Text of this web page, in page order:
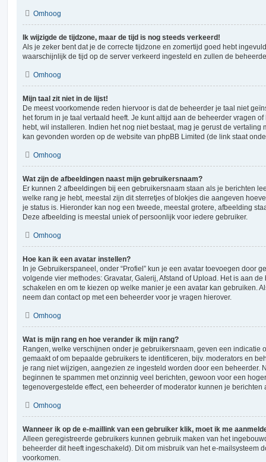
Omhoog
Ik wijzigde de tijdzone, maar de tijd is nog steeds verkeerd!
Als je zeker bent dat je de correcte tijdzone en zomertijd goed hebt
waarschijnlijk de tijd op de server verkeerd ingesteld en zullen de
Omhoog
Mijn taal zit niet in de lijst!
De meest voorkomende reden hiervoor is dat de beheerder je taal niet
het forum in je taal vertaald heeft. Je kunt altijd aan de beheerder vragen
hebt, wil installeren. Indien het nog niet bestaat, mag je gerust de vertaling
kan gevonden worden op de website van phpBB Limited (de link staat
Omhoog
Wat zijn de afbeeldingen naast mijn gebruikersnaam?
Er kunnen 2 afbeeldingen bij een gebruikersnaam staan als je berichten
welke rang je hebt, meestal zijn dit sterretjes of blokjes die aangeven
je status is. Hieronder kan nog een tweede, meestal grotere, afbeelding
Deze afbeelding is meestal uniek of persoonlijk voor iedere gebruiker.
Omhoog
Hoe kan ik een avatar instellen?
In je Gebruikerspaneel, onder “Profiel” kun je een avatar toevoegen door
volgende vier methodes: Gravatar, Galerij, Afstand of Upload. Het is aan
schakelen en om te kiezen op welke manier je een avatar kan gebruiken.
neem dan contact op met een beheerder voor je vragen hierover.
Omhoog
Wat is mijn rang en hoe verander ik mijn rang?
Rangen, welke verschijnen onder je gebruikersnaam, geven een indicatie
gemaakt of om bepaalde gebruikers te identificeren, bijv. moderators en
je rang niet wijzigen, aangezien ze ingesteld worden door een beheerder.
beginnen te spammen met onzinnig veel berichten, gewoon voor een
tegenovergestelde effect, een beheerder of moderator kunnen je berichten
Omhoog
Wanneer ik op de e-maillink van een gebruiker klik, moet ik me
Alleen geregistreerde gebruikers kunnen gebruik maken van het
beheerder dit heeft ingeschakeld). Dit om misbruik van het e-mailsysteem
voorkomen.